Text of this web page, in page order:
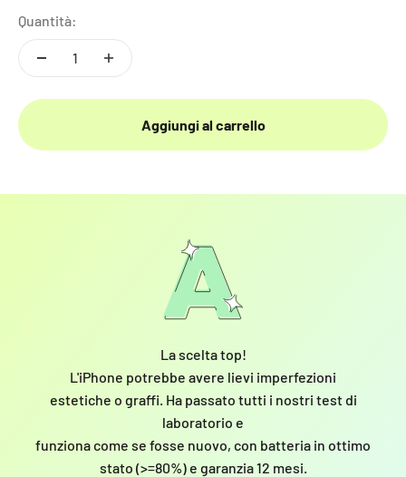
Quantità:
Aggiungi al carrello
La scelta top!
L'iPhone potrebbe avere lievi imperfezioni
estetiche o graffi. Ha passato tutti i nostri test di
laboratorio e
funziona come se fosse nuovo, con batteria in ottimo
stato (>=80%) e garanzia 12 mesi.